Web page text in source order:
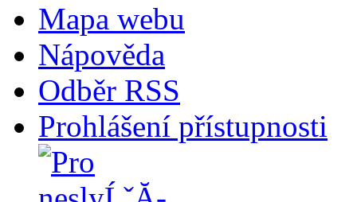
Mapa webu
Nápověda
Odběr RSS
Prohlášení přístupnosti